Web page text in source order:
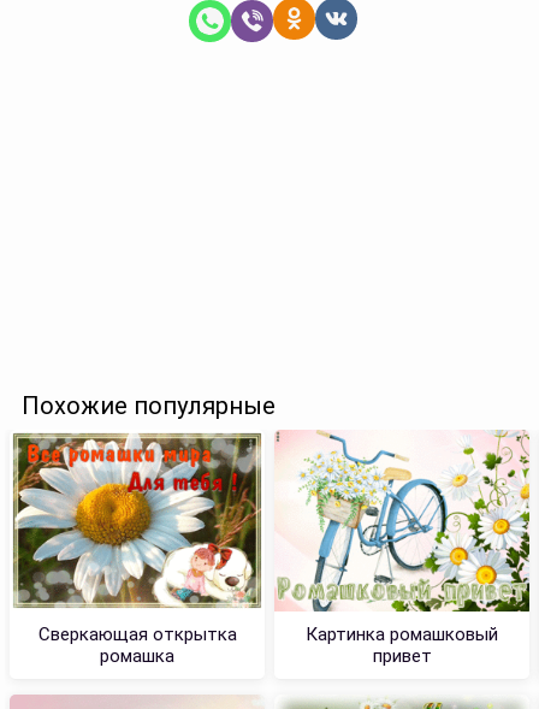
Похожие популярные
Сверкающая открытка
ромашка
Картинка ромашковый
привет